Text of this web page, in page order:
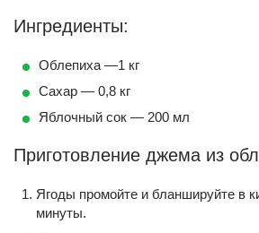
Ингредиенты:
Облепиха —1 кг
Сахар — 0,8 кг
Яблочный сок — 200 мл
Приготовление джема из
Ягоды промойте и бланшируйте в
минуты.